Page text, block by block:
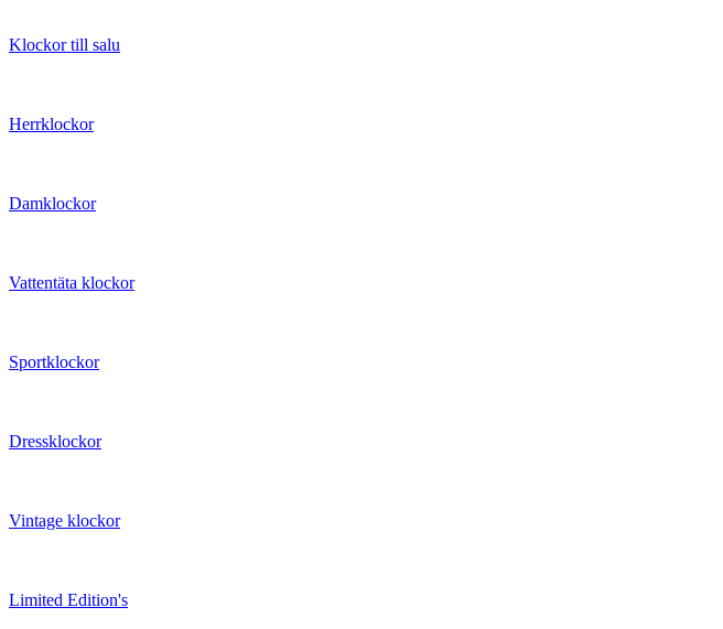
Klockor till salu
Herrklockor
Damklockor
Vattentäta klockor
Sportklockor
Dressklockor
Vintage klockor
Limited Edition's